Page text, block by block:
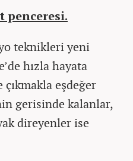
penceresi.
teknikleri yeni
hızla hayata
eşdeğer
gerisinde kalanlar,
direyenler ise